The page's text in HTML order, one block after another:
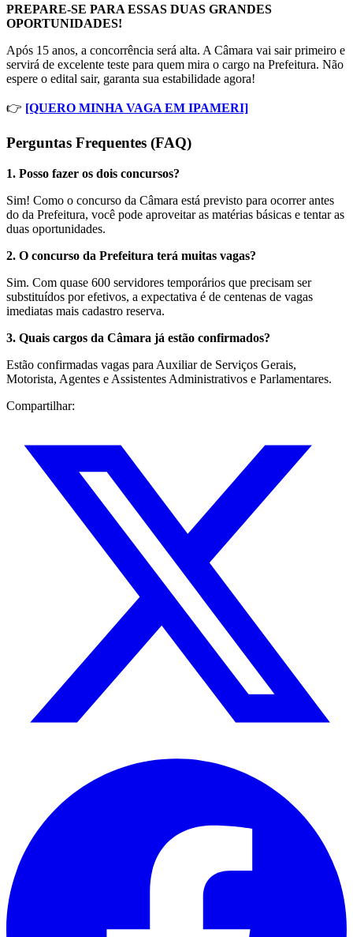
PREPARE-SE PARA ESSAS DUAS GRANDES
OPORTUNIDADES!
Após 15 anos, a concorrência será alta. A Câmara vai sair primeiro e
servirá de excelente teste para quem mira o cargo na Prefeitura. Não
espere o edital sair, garanta sua estabilidade agora!
👉 [QUERO MINHA VAGA EM IPAMERI]
Perguntas Frequentes (FAQ)
1. Posso fazer os dois concursos?
Sim! Como o concurso da Câmara está previsto para ocorrer antes
do da Prefeitura, você pode aproveitar as matérias básicas e tentar as
duas oportunidades.
2. O concurso da Prefeitura terá muitas vagas?
Sim. Com quase 600 servidores temporários que precisam ser
substituídos por efetivos, a expectativa é de centenas de vagas
imediatas mais cadastro reserva.
3. Quais cargos da Câmara já estão confirmados?
Estão confirmadas vagas para Auxiliar de Serviços Gerais,
Motorista, Agentes e Assistentes Administrativos e Parlamentares.
Compartilhar: